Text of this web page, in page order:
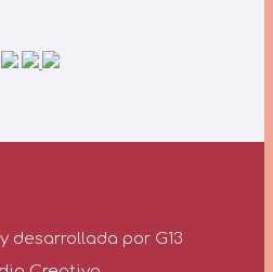
desarrollada por G13